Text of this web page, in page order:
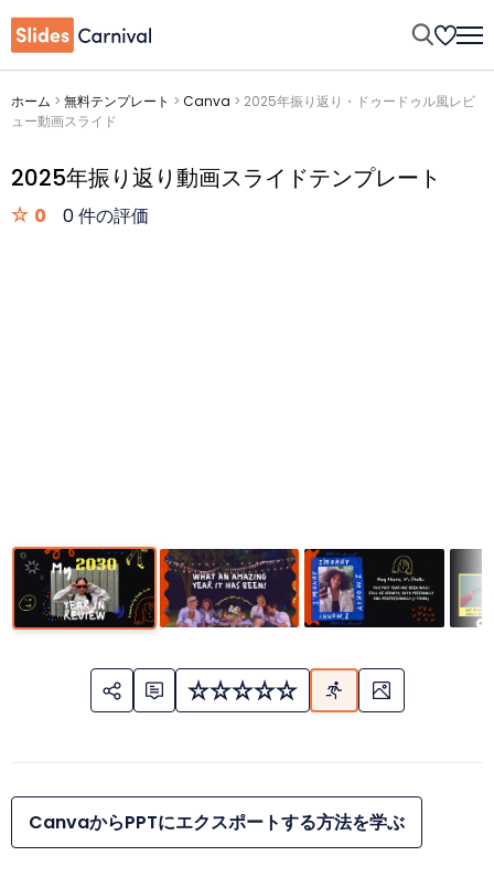
ホーム > 無料テンプレート > Canva > 2025年振り返り・ドゥードゥル風レビ
ュー動画スライド
2025年振り返り動画スライドテンプレート
0 0 件の評価
CanvaからPPTにエクスポートする方法を学ぶ